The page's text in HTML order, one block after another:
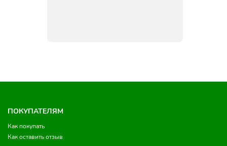
ПОКУПАТЕЛЯМ
Как покупать
Как оставить отзыв